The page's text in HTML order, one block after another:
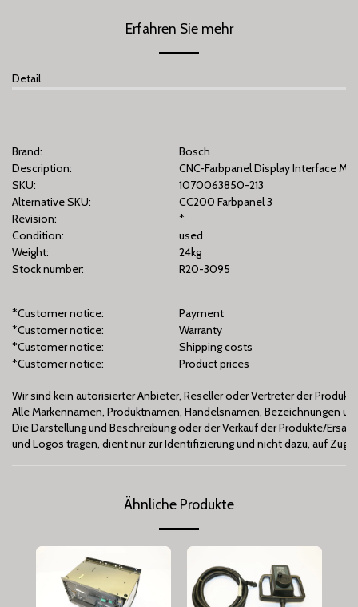
Erfahren Sie mehr
Detail
Brand:
Bosch
Description:
CNC-Farbpanel Display Interface
SKU:
1070063850-213
Alternative SKU:
CC200 Farbpanel 3
Revision:
*
Condition:
used
Weight:
24kg
Stock number:
R20-3095
*Customer notice:
Payment
*Customer notice:
Warranty
*Customer notice:
Shipping costs
*Customer notice:
Product prices
Wir sind kein autorisierter Anbieter, Reseller oder Vertreter der
Alle Markennamen, Produktnamen, Handelsnamen, Bezeichnungen
Die Darstellung und Beschreibung oder der Verkauf der Produkte/
und Logos tragen, dient nur zur Identifizierung und nicht dazu, auf
Ähnliche Produkte